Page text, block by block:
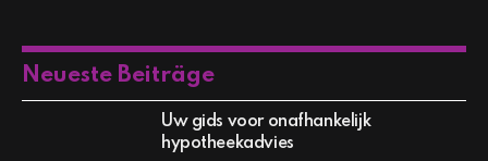
Neueste Beiträge
Uw gids voor onafhankelijk
hypotheekadvies